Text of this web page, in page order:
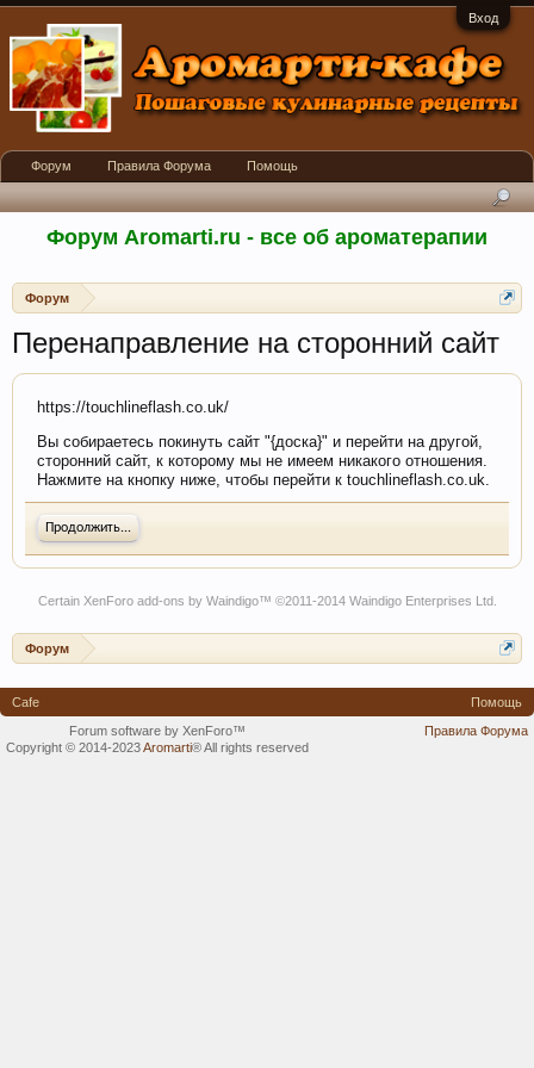
Вход
Форум Aromarti.ru - все об ароматерапии
Форум
Перенаправление на сторонний сайт
https://touchlineflash.co.uk/
Вы собираетесь покинуть сайт "{доска}" и перейти на другой,
сторонний сайт, к которому мы не имеем никакого отношения.
Нажмите на кнопку ниже, чтобы перейти к touchlineflash.co.uk.
Продолжить...
Certain XenForo add-ons by Waindigo™ ©2011-2014 Waindigo Enterprises Ltd.
Форум
Форум Правила Форума Помощь
Cafe
Помощь
Правила Форума
Forum software by XenForo™
Copyright © 2014-2023Aromarti®All rights reserved